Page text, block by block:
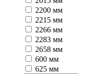
2200 мм
2215 мм
2266 мм
2283 мм
2658 мм
600 мм
625 мм